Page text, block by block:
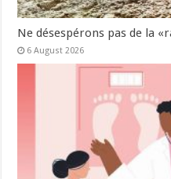
Ne désespérons pas de la
6 August 2026